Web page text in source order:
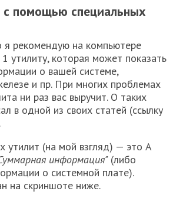
помощью специальных
рекомендую на компьютере
утилиту, которая может показать
о вашей системе,
и пр. При многих проблемах
ни раз вас выручит. О таких
в одной из своих статей (ссылку
утилит (на мой взгляд) — это A
информация"(либо
о системной плате).
на скриншоте ниже.